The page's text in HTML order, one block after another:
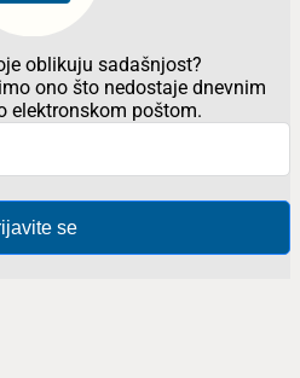
oblikuju sadašnjost?
ono što nedostaje dnevnim
elektronskom poštom.
se